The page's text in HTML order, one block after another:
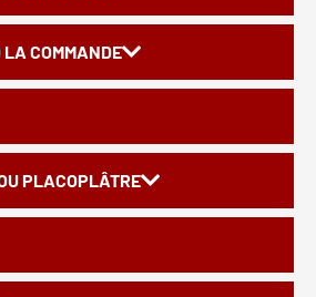
LA COMMANDE
PLACOPLÂTRE